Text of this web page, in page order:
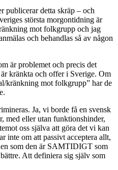
detta skräp – och
största morgontidning är
mot folkgrupp och jag
och behandlas så av någon
är problemet och precis det
kränkta och offer i Sverige. Om
kränkning mot folkgrupp” har de
Ja, vi borde få en svensk
med eller utan funktionshinder,
oss själva att göra det vi kan
inte om att passivt acceptera allt,
som den är SAMTIDIGT som
Att definiera sig själv som